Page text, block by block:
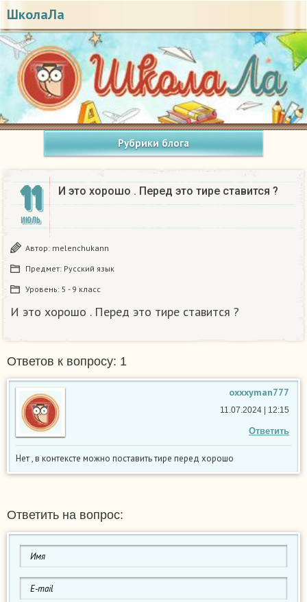
ШколаЛа
Рубрики блога
11
ИЮЛЬ
И это хорошо . Перед это тире ставится ?​
Автор: melenchukann
Предмет: Русский язык
Уровень: 5 - 9 класс
И это хорошо . Перед это тире ставится ?​
Ответов к вопросу: 1
oxxxyman777
Ответить
11.07.2024 | 12:15
Нет , в контексте можно поставить тире перед хорошо
Ответить на вопрос: